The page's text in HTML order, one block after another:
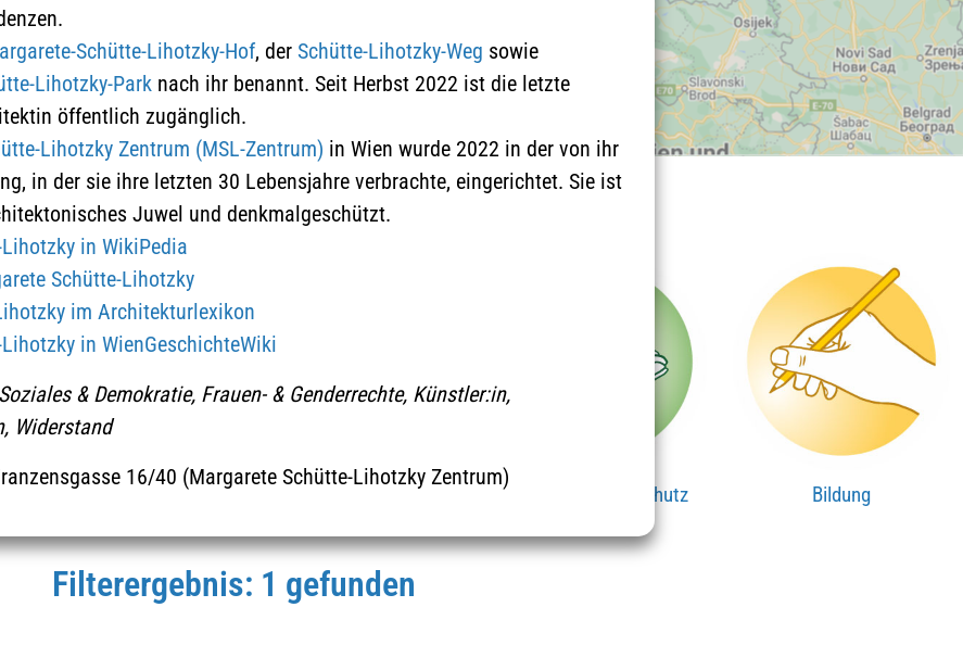
THEMEN
Historische Meilensteine Soziales & Demokratie Umwelt & Klimaschutz Bildung
Filterergebnis: 1 gefunden
Schütte-Lihotzky-Hof, der Schütte-Lihotzky-Weg sowie
Lihotzky-Park nach ihr benannt. Seit Herbst 2022 ist die letzte
öffentlich zugänglich.
Lihotzky Zentrum (MSL-Zentrum) in Wien wurde 2022 in der von ihr
in der sie ihre letzten 30 Lebensjahre verbrachte, eingerichtet. Sie ist
Juwel und denkmalgeschützt.
in WikiPedia
Schütte-Lihotzky
im Architekturlexikon
in WienGeschichteWiki
Soziales & Demokratie, Frauen- & Genderrechte, Künstler:in,
Widerstand
16/40 (Margarete Schütte-Lihotzky Zentrum)